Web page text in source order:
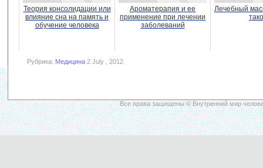
Теория консолидации или
влияние сна на память и
обучение человека
Ароматерапия и ее
применение при лечении
заболеваний
Лечебный
Рубрика: Медицина 2 July , 2012
Все права защищены © Внутренний мир